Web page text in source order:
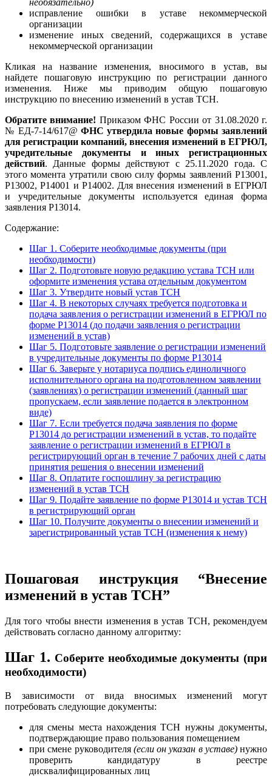
необязательно)
исправление ошибки в уставе некоммерческой
организации
изменение иных сведений, содержащихся в уставе
некоммерческой организации
Кликая на название изменения, вносимого в устав, вы
найдете пошаговую инструкцию по регистрации данного
изменения. Ниже мы приводим общую пошаговую
инструкцию по внесению изменений в устав ТСН.
Обратите внимание! Приказом ФНС России от 31.08.2020 г.
№ ЕД-7-14/617@ ФНС утвердила новые формы заявлений
для регистрации компаний, внесения изменений в ЕГРЮЛ,
учредительные документы и иных регистрационных
действий. Данные формы действуют с 25.11.2020 года. С
этого момента утратили свою силу формы заявлений Р13001,
Р13002, Р14001 и Р14002. Для внесения изменений в ЕГРЮЛ
и учредительные документы используется единая форма
заявления Р13014.
Содержание:
Шаг 1. Соберите необходимые документы (при
необходимости)
Шаг 2. Подготовьте новую редакцию устава ТСН или
оформите изменения устава отдельным документом
Шаг 3. Утвердите новый устав ТСН
Шаг 4. В некоторых случаях требуется подготовка и
подача заявления о регистрации изменений в ЕГРЮЛ по
форме Р13014 (до подачи заявления о регистрации
изменений в устав)
Шаг 5. Подготовьте заявление о регистрации изменений
в учредительные документы по форме Р13014
Шаг 6. Заверьте у нотариуса подпись единоличного
исполнительного органа на подготовленном заявлении
(заявлениях) о регистрации изменений (данный шаг
пропускаем, если заявление подается в электронном
виде)
Шаг 7. Если требуется подача заявления по форме
P13014 до регистрации изменений в устав, то подайте
заявление о регистрации изменений в ЕГРЮЛ в
регистрирующий орган в течение 7 рабочих дней с даты
принятия решения о внесении изменений
Шаг 8. Оплатите госпошлину за регистрацию
изменений в устав ТСН
Шаг 9. Подайте заявление по форме Р13014 и устав ТСН
в регистрирующий орган
Шаг 10. Получите документы о внесении изменений и
зарегистрированный устав ТСН (изменения к нему)
Пошаговая инструкция “Внесение
изменений в устав ТСН”
Для того чтобы внести изменения в устав ТСН, рекомендуем
действовать согласно данному алгоритму:
Шаг 1. Соберите необходимые документы (при
необходимости)
В зависимости от вида вносимых изменений могут
потребовать следующие документы:
для смены места нахождения ТСН нужны документы,
подтверждающие право пользования помещением
при смене руководителя (если он указан в уставе)нужно
проверить кандидатуру в реестре
дисквалифицированных лиц